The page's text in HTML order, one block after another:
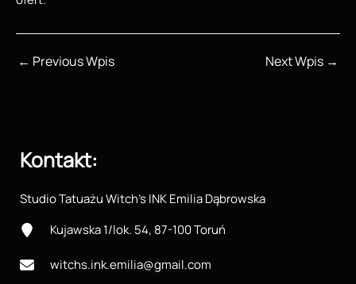
Post
← Previous Wpis Next Wpis →
Kontakt:
Studio TatuażuWitch’s INK Emilia Dąbrowska
Kujawska 1/lok. 54, 87-100 Toruń
witchs.ink.emilia@gmail.com